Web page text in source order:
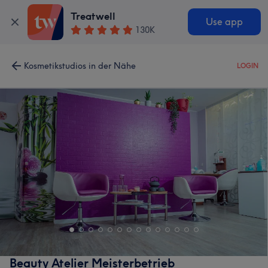
Treatwell
130K
Use app
Kosmetikstudios in der Nähe LOGIN
Beauty Atelier Meisterbetrieb